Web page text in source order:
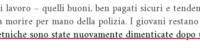
– quelli buoni, ben pagati sicuri e
morire per mano della polizia. I giovani
sono state nuovamente dimenticate